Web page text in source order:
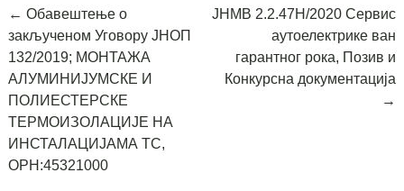
Post
navigation
← Обавештење о
закљученом Уговору ЈНОП
132/2019; МОНТАЖА
АЛУМИНИЈУМСКЕ И
ПОЛИЕСТЕРСКЕ
ТЕРМОИЗОЛАЦИЈЕ НА
ИНСТАЛАЦИЈАМА ТС,
ОРН:45321000
ЈНМВ 2.2.47Н/2020 Сервис
аутоелектрике ван
гарантног рока, Позив и
Конкурсна документација
→